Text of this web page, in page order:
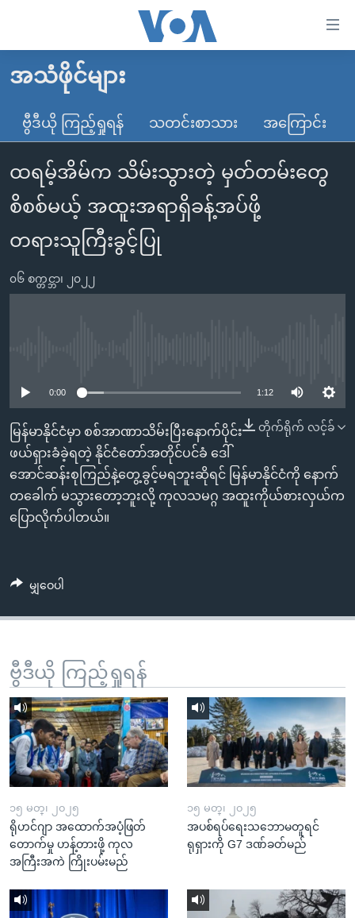
လွယ်ကူ
သည့်
များ
ပင်မ
အကြောင်းအရာ
ကျော်
ကြည့်
သို့
ကျော်
ရှာဖွေ
ရန်
မူလစာမျက်နှာ
မြန်မာ
ကမ္ဘာ့သတင်းများ
နိုင်ငံတကာ
အမေရိကန်
အစ္စရေး-ပါလက်စတိုင်း
ဗွီဒီယို
သတင်းလွတ်လပ်ခွင့်
ရပ်ဝန်းတခု လမ်းတခု အလွန်
အင်္ဂလိပ်စာလေ့လာမယ်
အမေရိကန်သုံးအီဒီယံ
အပတ်စဉ်ကဏ္ဍများ
ဗွီအိုအေ လူမှုကွန်ယက်များ
ဘာသာစကားများ
အသံဖိုင်များ
ဗွီဒီယို ကြည့်ရှုရန် သတင်းစာသား အကြောင်း
ထရမ့်အိမ်က သိမ်းသွားတဲ့ မှတ်တမ်းတွေ
စိစစ်မယ့် အထူးအရာရှိခန့်အပ်ဖို့
တရားသူကြီးခွင့်ပြု
၀၆ စက္တင္ဘာ၊ ၂၀၂၂
0:00 1:12
တိုက်ရိုက် လင့်ခ်
မြန်မာနိုင်ငံမှာ စစ်အာဏာသိမ်းပြီးနောက်ပိုင်း
ဖယ်ရှားခံခဲ့ရတဲ့ နိုင်ငံတော်အတိုင်ပင်ခံ ဒေါ်
အောင်ဆန်းစုကြည်နဲ့တွေ့ခွင့်မရဘူးဆိုရင် မြန်မာနိုင်ငံကို နောက်
တခေါက် မသွားတော့ဘူးလို့ ကုလသမဂ္ဂ အထူးကိုယ်စားလှယ်က
ပြောလိုက်ပါတယ်။
မျှဝေပါ
ဗွီဒီယို ကြည့်ရှုရန်
၁၅ မတ္၊ ၂၀၂၅
ရိုဟင်ဂျာ အထောက်အပံ့ဖြတ်
တောက်မှု ဟန့်တားဖို့ ကုလ
အကြီးအကဲ ကြိုးပမ်းမည်
၁၅ မတ္၊ ၂၀၂၅
အပစ်ရပ်ရေးသဘောမတူရင်
ရုရှားကို G7 ဒဏ်ခတ်မည်